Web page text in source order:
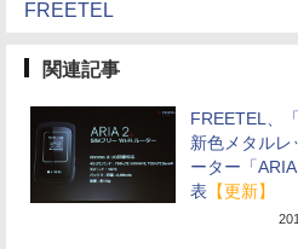
FREETEL
関連記事
FREETEL、
新色メタルレ
ーター「
表 【更新】